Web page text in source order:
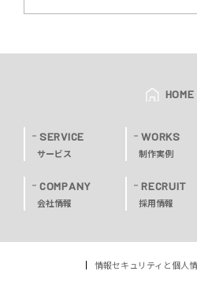
HOME
SERVICE
サービス
WORKS
制作実例
COMPANY
会社情報
RECRUIT
採用情報
情報セキュリティと個人